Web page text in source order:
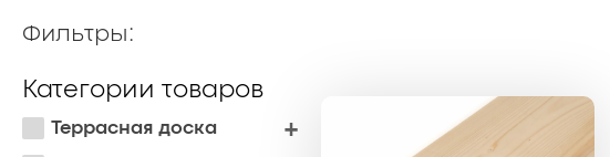
Фильтры:
Категории товаров
Террасная доска